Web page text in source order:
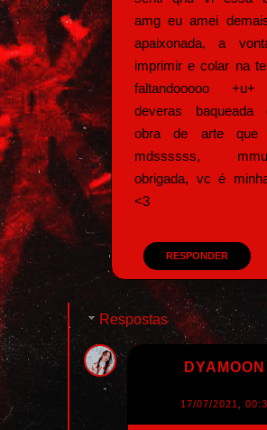
amg eu amei
apaixonada, a
imprimir e colar na
faltandooooo +u+
deveras
obra de arte
mdssssss,
obrigada, vc é
<3
RESPONDER
Respostas
DYAMOON
17/07/2021,